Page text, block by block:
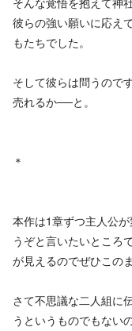
彼らの強い願いに応え
もたちでした。
そして彼らは問うので
売れるか──と。
＊
本作は1章ずつ主人公
うぞと言いたいところ
が見えるのでぜひこの
さて不思議な二人組に
うというものでもない